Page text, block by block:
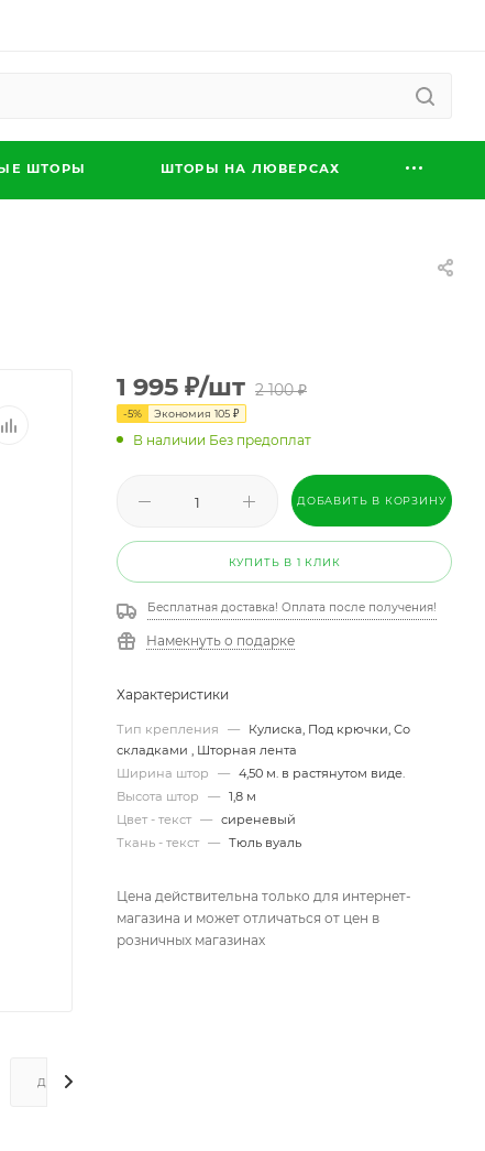
ШТОРЫ ШТОРЫ НА ЛЮВЕРСАХ
ДОПОЛНИТЕЛЬНО
1 995 ₽/шт 2 100₽
-5% Экономия 105 ₽
В наличии Без предоплат
ДОБАВИТЬ В КОРЗИНУ
КУПИТЬ В 1 КЛИК
Бесплатная доставка! Оплата после получения!
Намекнуть о подарке
Характеристики
Тип крепления —
Кулиска, Под крючки, Со
складками , Шторная лента
Ширина штор
— 4,50 м. в растянутом виде.
Высота штор
— 1,8 м
Цвет - текст — сиреневый
Ткань - текст — Тюль вуаль
Цена действительна только для интернет-
магазина и может отличаться от цен в
розничных магазинах